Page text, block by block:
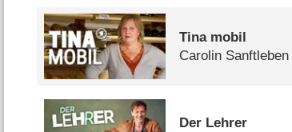
Tina mobil
Carolin Sanftleben
Der Lehrer